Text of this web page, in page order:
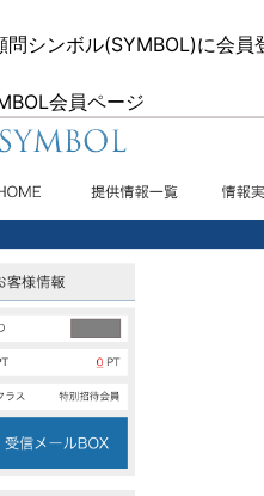
問シンボル(SYMBOL)に会員
会員ページ